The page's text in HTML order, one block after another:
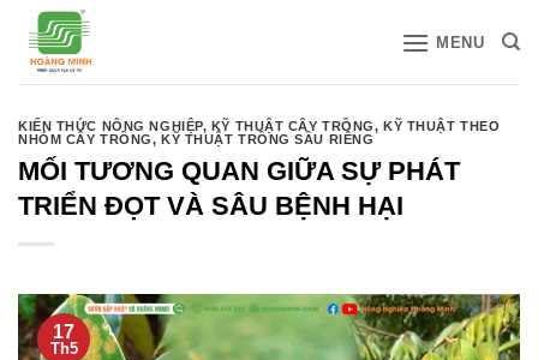
qua
MENU
KIẾN THỨC NÔNG NGHIỆP, KỸ THUẬT CÂY TRỒNG,KỸ THUẬT THEO
NHÓM CÂY TRỒNG, KỸ THUẬT TRỒNG SẦU RIÊNG
MỐI TƯƠNG QUAN GIỮA SỰ PHÁT
TRIỂN ĐỌT VÀ SÂU BỆNH HẠI
17
Th5